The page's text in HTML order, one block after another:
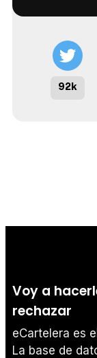
92k
Voy a
rechazar
eCartelera es
La base de